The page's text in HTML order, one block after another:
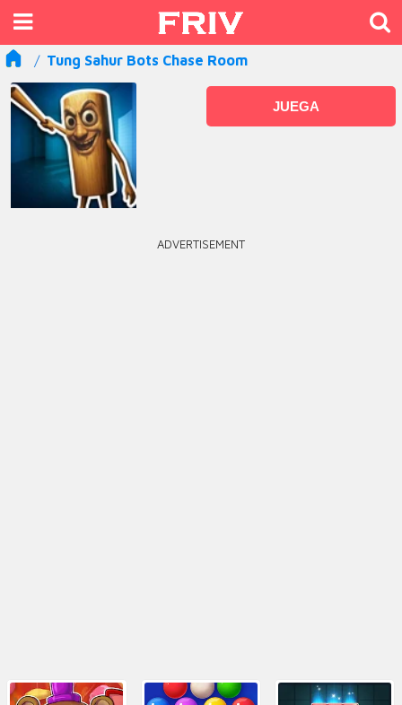
Tung Sahur Bots Chase Room
JUEGA
ADVERTISEMENT